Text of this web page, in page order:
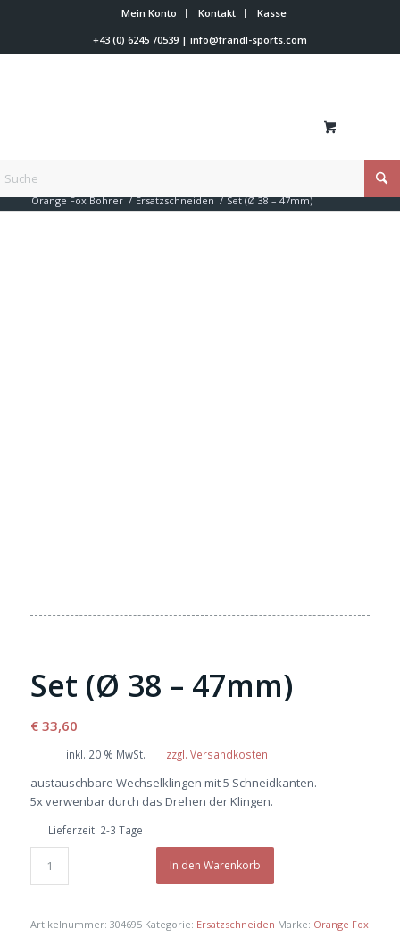
Mein Konto Kontakt
Kasse
+43 (0) 6245 70539| info@frandl-sports.com
Du bist hier:
Orange Fox Bohrer / Ersatzschneiden / Set (Ø 38 – 47mm)
Set (Ø 38 – 47mm)
€33,60
inkl. 20 % MwSt. zzgl. Versandkosten
austauschbare Wechselklingen mit 5 Schneidkanten.
5x verwenbar durch das Drehen der Klingen.
Lieferzeit: 2-3 Tage
In den Warenkorb
Artikelnummer: 304695 Kategorie: Ersatzschneiden Marke: Orange Fox